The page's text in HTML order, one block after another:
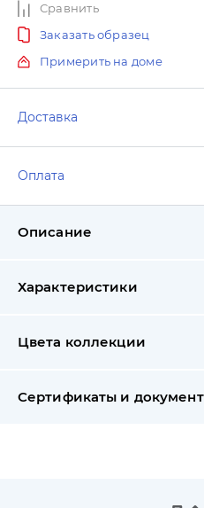
Сравнить
Заказать образец
Примерить на доме
Доставка
Оплата
Описание
Характеристики
Цвета коллекции
Сертификаты и